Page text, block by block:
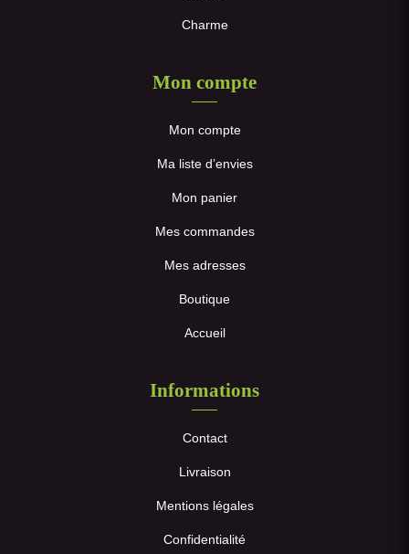
Charme
Mon compte
Mon compte
Ma liste d’envies
Mon panier
Mes commandes
Mes adresses
Boutique
Accueil
Informations
Contact
Livraison
Mentions légales
Confidentialité